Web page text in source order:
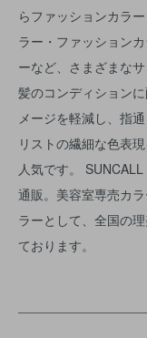
らファッションカラ
ラー・ファッション
ーなど、さまざまな
髪のコンディション
メージを軽減し、指
リストの繊細な色表
人気です。
通販。美容室専売カ
ラーとして、全国の
ております。